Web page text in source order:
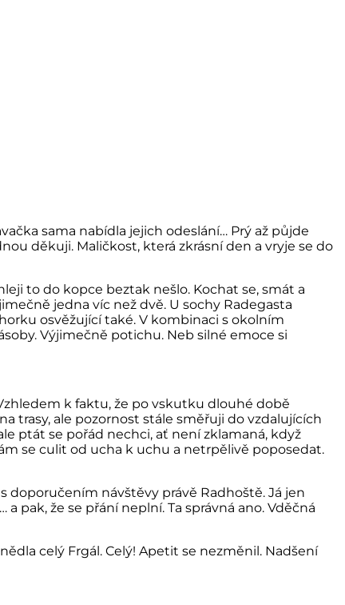
sama nabídla jejich odeslání… Prý až půjde
děkuji. Maličkost, která zkrásní den a vryje se do
to do kopce beztak nešlo. Kochat se, smát a
jedna víc než dvě. U sochy Radegasta
osvěžující také. V kombinaci s okolním
Výjimečně potichu. Neb silné emoce si
k faktu, že po vskutku dlouhé době
trasy, ale pozornost stále směřuji do vzdalujících
ptát se pořád nechci, ať není zklamaná, když
se culit od ucha k uchu a netrpělivě poposedat.
doporučením návštěvy právě Radhoště. Já jen
pak, že se přání neplní. Ta správná ano. Vděčná
celý Frgál. Celý! Apetit se nezměnil. Nadšení